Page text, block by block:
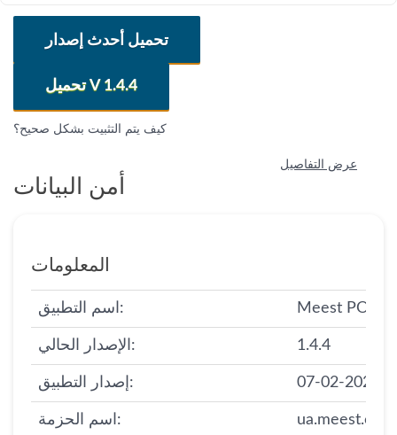
تحميل أحدث إصدار
تحميل V 1.4.4
كيف يتم التثبيت بشكل صحيح؟
أمن البيانات
عرض التفاصيل
المعلومات
اسم التطبيق: Meest
الإصدار الحالي: 1.4.4
إصدار التطبيق: 07-02-2020
اسم الحزمة: